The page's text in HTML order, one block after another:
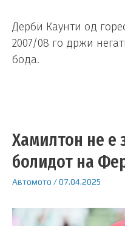
Дерби Каунти од
2007/08 го држи
бода.
Хамилтон не е
болидот на
Автомото /07.04.2025